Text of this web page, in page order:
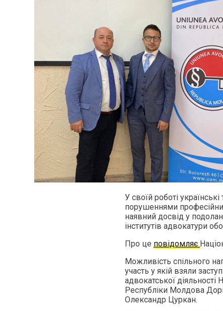
У своїй роботі
порушеннями
наявний досвід у
інститутів адвокатури
Про це повідомляє
Можливість спільного
участь у якій взяли
адвокатської
Республіки Молдова
Олександр Цуркан.